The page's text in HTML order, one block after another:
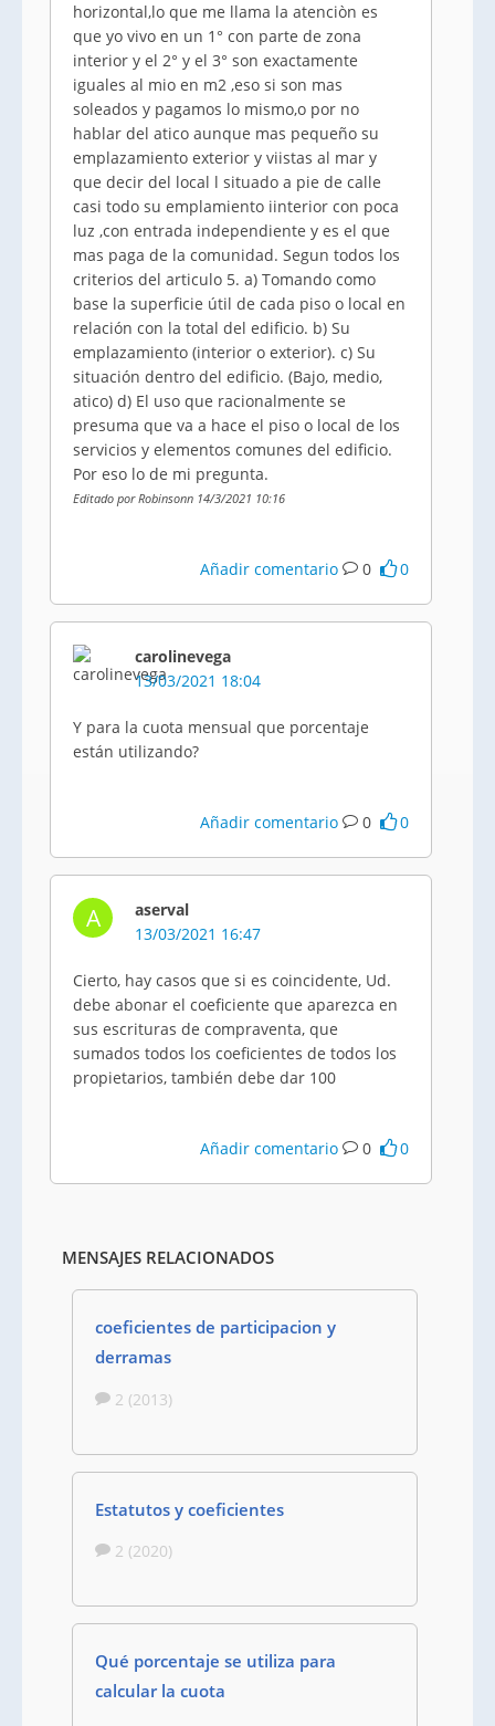
horizontal,lo que me llama la atenciòn es
que yo vivo en un 1° con parte de zona
interior y el 2° y el 3° son exactamente
iguales al mio en m2 ,eso si son mas
soleados y pagamos lo mismo,o por no
hablar del atico aunque mas pequeño su
emplazamiento exterior y viistas al mar y
que decir del local l situado a pie de calle
casi todo su emplamiento iinterior con poca
luz ,con entrada independiente y es el que
mas paga de la comunidad. Segun todos los
criterios del articulo 5. a) Tomando como
base la superficie útil de cada piso o local en
relación con la total del edificio. b) Su
emplazamiento (interior o exterior). c) Su
situación dentro del edificio. (Bajo, medio,
atico) d) El uso que racionalmente se
presuma que va a hace el piso o local de los
servicios y elementos comunes del edificio.
Por eso lo de mi pregunta.
Editado por Robinsonn 14/3/2021 10:16
Añadir comentario 0 0
carolinevega
13/03/2021 18:04
Y para la cuota mensual que porcentaje
están utilizando?
Añadir comentario 0 0
A
aserval
13/03/2021 16:47
Cierto, hay casos que si es coincidente, Ud.
debe abonar el coeficiente que aparezca en
sus escrituras de compraventa, que
sumados todos los coeficientes de todos los
propietarios, también debe dar 100
Añadir comentario 0 0
MENSAJES RELACIONADOS
coeficientes de participacion y
derramas
2 (2013)
Estatutos y coeficientes
2 (2020)
Qué porcentaje se utiliza para
calcular la cuota